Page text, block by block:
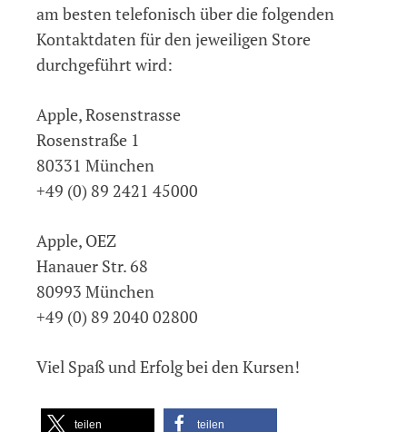
am besten telefonisch über die folgenden
Kontaktdaten für den jeweiligen Store
durchgeführt wird:
Apple, Rosenstrasse
Rosenstraße 1
80331 München
+49 (0) 89 2421 45000
Apple, OEZ
Hanauer Str. 68
80993 München
+49 (0) 89 2040 02800
Viel Spaß und Erfolg bei den Kursen!
teilen teilen